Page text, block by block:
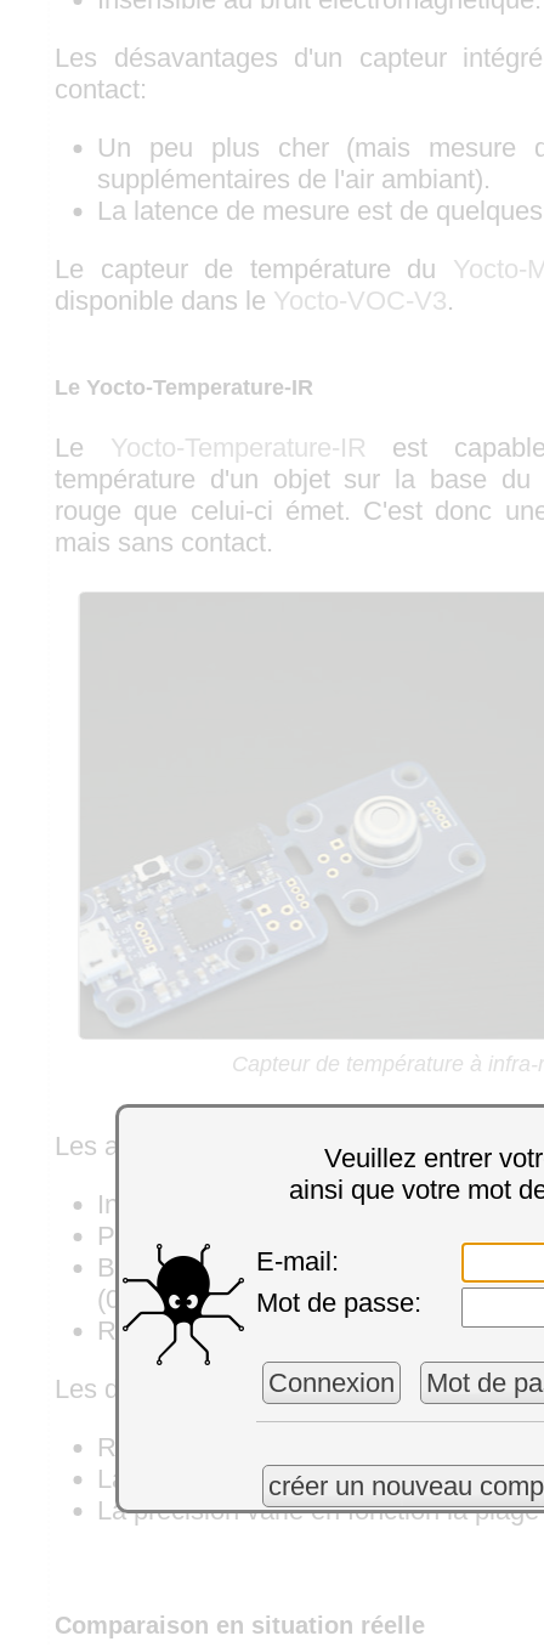
Veuillez entrer
ainsi que votre mot
E-mail:
Mot de passe:
Connexion Mot de
créer un nouveau
Les désavantages d'un capteur
contact:
Un peu plus cher (mais mesure
supplémentaires de l'air ambiant).
La latence de mesure est de
Le capteur de température du Yocto-
disponible dans le Yocto-VOC-V3.
Le Yocto-Temperature-IR
Le Yocto-Temperature-IR est
température d'un objet sur la base du
rouge que celui-ci émet. C'est donc
mais sans contact.
Capteur de température à infra-
Les avantages d'un capteur infra-rouge:
Insensible au bruit électromagnétique.
Pas besoin de contact physique avec
Bonne précision absolue sur les
(0.2°C à 0.5°C entre 0 et 60°C).
Réactivité à la seconde.
Les désavantages d'un capteur infra-
Relativement cher.
La plage de mesure est limitée à -
La précision varie en fonction la
Comparaison en situation réelle